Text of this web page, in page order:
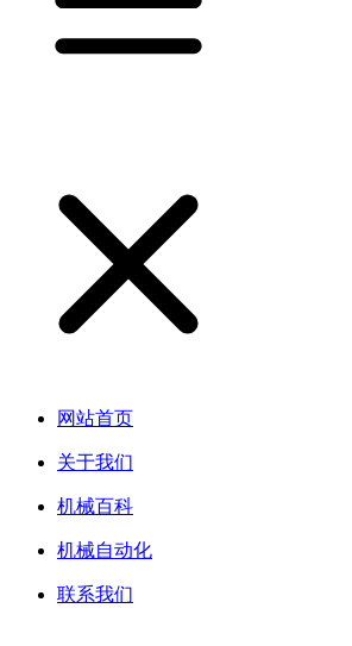
网站首页
关于我们
机械百科
机械自动化
联系我们